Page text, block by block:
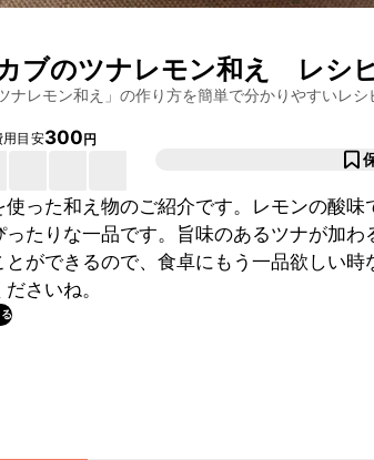
ブのツナレモン和え レシ
ナレモン和え 」の作り方を簡単で分かりやすいレシ
用目安300円
使った和え物のご紹介です。レモンの酸
ったりな一品です。旨味のあるツナが加
とができるので、食卓にもう一品欲しい
さいね。